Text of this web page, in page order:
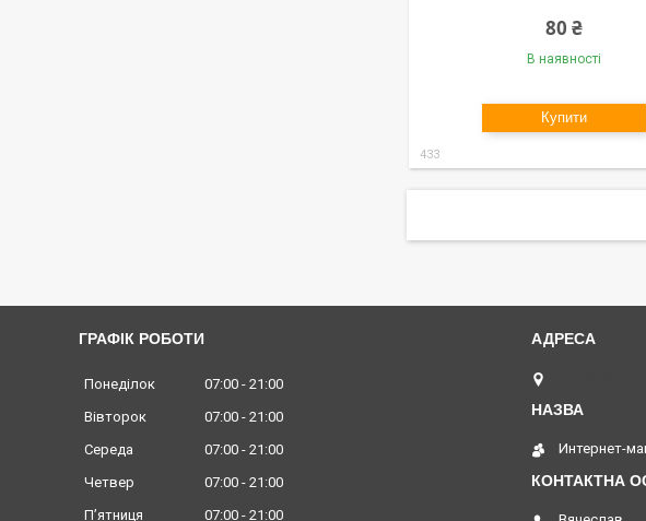
80 ₴
В наявності
Купити
433
ГРАФІК РОБОТИ
Понеділок 07:00
21:00
Вівторок
07:00
21:00
Середа
07:00
21:00
Четвер
07:00
21:00
Пʼятниця
07:00 21:00
Интернет-